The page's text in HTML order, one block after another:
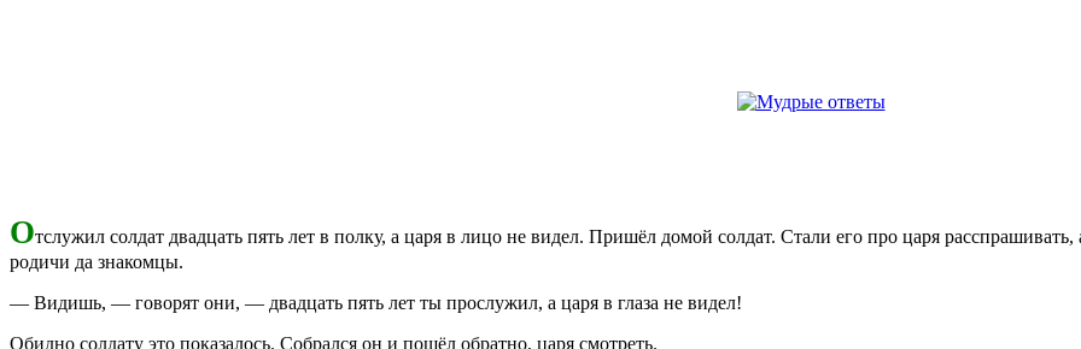
Отслужил солдат двадцать пять лет в полку, а царя в лицо не видел. Пришёл домой солдат. Стали его про царя расспрашивать,
родичи да знакомцы.
— Видишь, — говорят они, — двадцать пять лет ты прослужил, а царя в глаза не видел!
Обидно солдату это показалось. Собрался он и пошёл обратно, царя смотреть.